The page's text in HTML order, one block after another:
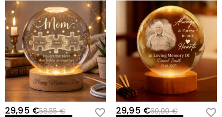
29,95 €58,55 €
29,95 €60,00 €